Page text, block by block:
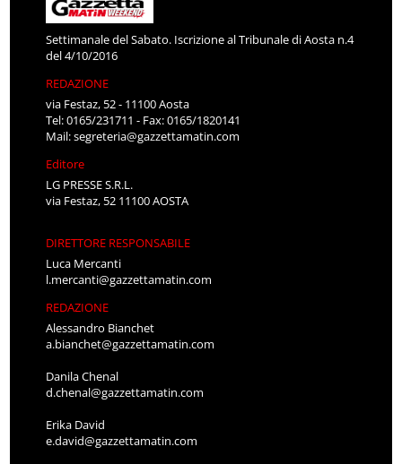
Settimanale del Sabato. Iscrizione al Tribunale di Aosta n.4
del 4/10/2016
REDAZIONE
via Festaz, 52 - 11100 Aosta
Tel: 0165/231711 - Fax: 0165/1820141
Mail:segreteria@gazzettamatin.com
Editore
LG PRESSE S.R.L.
via Festaz, 52 11100 AOSTA
DIRETTORE RESPONSABILE
Luca Mercanti
l.mercanti@gazzettamatin.com
REDAZIONE
Alessandro Bianchet
a.bianchet@gazzettamatin.com
Danila Chenal
d.chenal@gazzettamatin.com
Erika David
e.david@gazzettamatin.com